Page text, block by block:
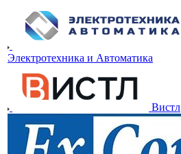
Электротехника и Автоматика
Вистл